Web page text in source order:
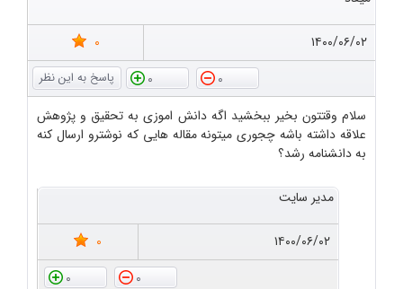
۱۴۰۰/۰۶/۰۲
0
0
0
سلام وقتتون بخیر ببخشید اگه دانش اموزی به تحقیق و پژوهش
علاقه داشته باشه چجوری میتونه مقاله هایی که نوشترو ارسال کنه
به دانشنامه رشد؟
مدیر سایت
۱۴۰۰/۰۶/۰۲
0
0
0